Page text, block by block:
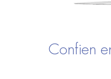
Confien